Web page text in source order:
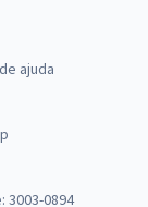
ajuda
3003-0894